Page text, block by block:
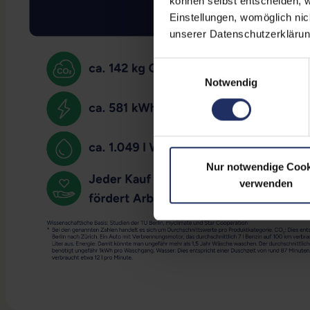
Einstellungen, womöglich
unserer
Einwilligungsauswahl
Notwendig
Nur notwendige
verwenden